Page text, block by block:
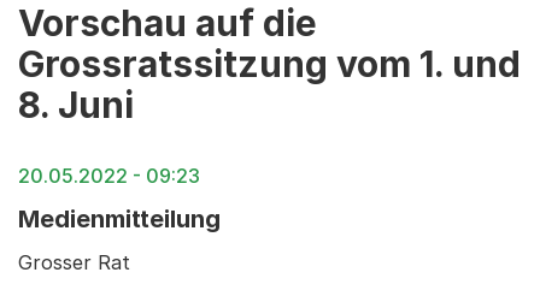
Vorschau auf die
Grossratssitzung vom 1. und
8. Juni
20.05.2022 - 09:23
Medienmitteilung
Grosser Rat